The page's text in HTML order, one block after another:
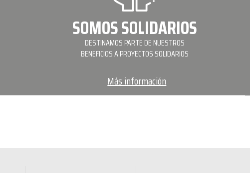
SOMOS SOLIDARIOS
DESTINAMOS PARTE DE NUESTROS
BENEFICIOS A PROYECTOS SOLIDARIOS
Más información